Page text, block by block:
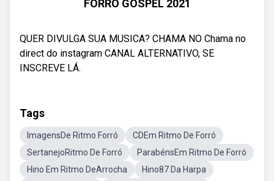
FORRÓ GOSPEL 2021
QUER DIVULGA SUA MUSICA? CHAMA NO Chama no
direct do instagram CANAL ALTERNATIVO, SE
INSCREVE LÁ.
Tags
ImagensDe Ritmo Forró
CDEm Ritmo De Forró
SertanejoRitmo De Forró
ParabénsEm Ritmo De Forró
Hino Em Ritmo DeArrocha
Hino87 Da Harpa